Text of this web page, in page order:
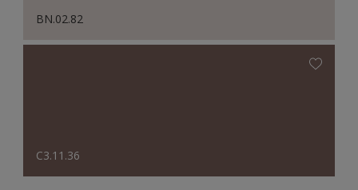
BN.02.82
C3.11.36